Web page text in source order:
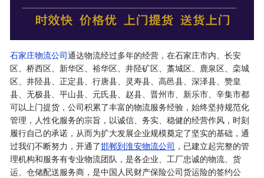
石家庄物流公司通达物流经过多年的经营，在石家庄市内、长安
区、桥西区、新华区、裕华区、井陉矿区、藁城区、鹿泉区、栾城
区、井陉县、正定县、行唐县、灵寿县、高邑县、深泽县、赞皇
县、无极县、平山县、元氏县、赵县、晋州市、新乐市、辛集市都
可以上门提货，公司积累了丰富的物流服务经验，始终坚持规范化
管理，人性化服务的宗旨，以诚信、务实、稳健的经营作风，时刻
履行自己的承诺，从而为扩大发展企业规模奠定了坚实的基础，通
过我们不断努力，开通了邯郸到淮安物流公司 ，已建立起完整的管
理机构和服务有专业物流团队，是各企业、工厂忠诚的物流、货
运、仓储配送服务商，是中国人民财产保险公司货运险的签约公